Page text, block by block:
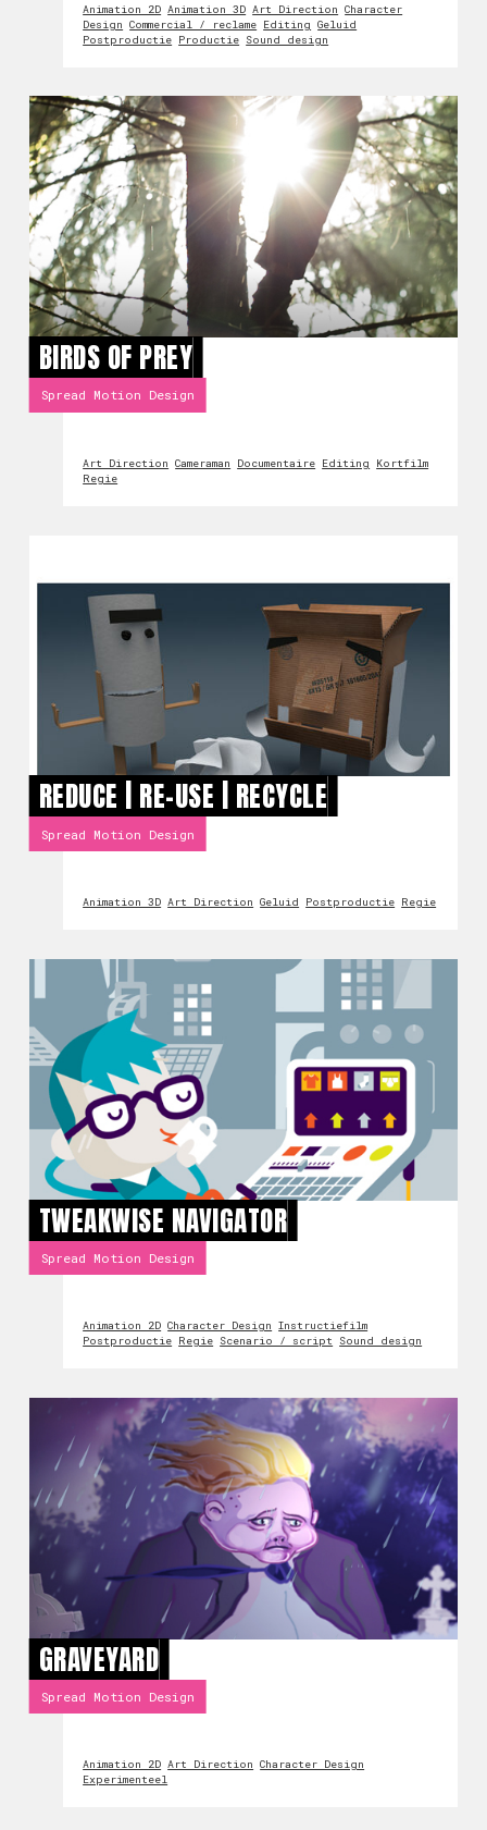
Animation 2D Animation 3D Art Direction Character
Design Commercial / reclame Editing Geluid
Postproductie Productie Sound design
BIRDS OF PREY
Spread Motion Design
Art Direction Cameraman Documentaire Editing
Kortfilm
Regie
REDUCE | RE-USE | RECYCLE
Spread Motion Design
Animation 3D Art Direction Geluid Postproductie Regie
TWEAKWISE NAVIGATOR
Spread Motion Design
Animation 2D Character Design Instructiefilm
Postproductie Regie Scenario / script Sound design
GRAVEYARD
Spread Motion Design
Animation 2D Art Direction Character Design
Experimenteel